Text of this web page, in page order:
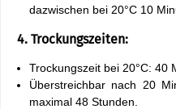
dazwischen bei 20°C 10
4. Trockungszeiten:
Trockungszeit bei 20°C: 40
Überstreichbar nach 20
maximal 48 Stunden.